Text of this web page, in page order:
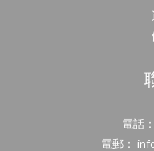
電話
電郵：